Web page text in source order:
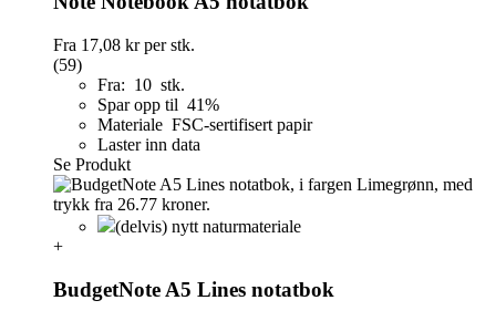
Fra 17,08 krper stk.
(59)
Fra: 10 stk.
Spar opp til 41%
Materiale FSC-sertifisert papir
Laster inn data
Se Produkt
(delvis) nytt naturmateriale
+
BudgetNote A5 Lines notatbok